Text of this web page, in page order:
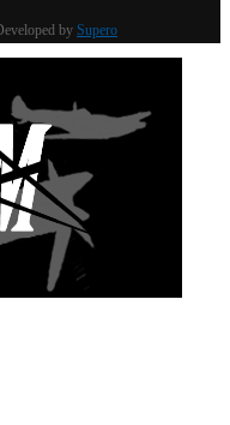
by Supero